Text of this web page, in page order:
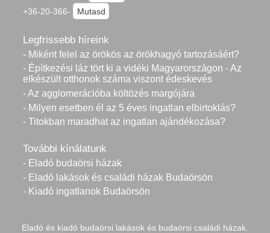
+36-20-366-
Mutasd
Legfrissebb híreink
- Miként felel az örökös az örökhagyó tartozásáért?
- Építkezési láz tört ki a vidéki Magyarországon - Az
elkészült otthonok száma viszont édeskevés
- Az agglomerációba költözés margójára
- Milyen esetben él az 5 éves ingatlan elbirtoklás?
- Titokban maradhat az ingatlan ajándékozása?
További kínálatunk
- Eladó budaörsi házak
- Eladó lakások és családi házak Budaörsön
- Kiadó ingatlanok Budaörsön
Eladó és kiadó budaörsi lakások és budaörsi családi házak.